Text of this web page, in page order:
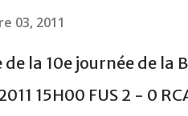
03, 2011
la 10e journée de la
15H00 FUS 2 - 0